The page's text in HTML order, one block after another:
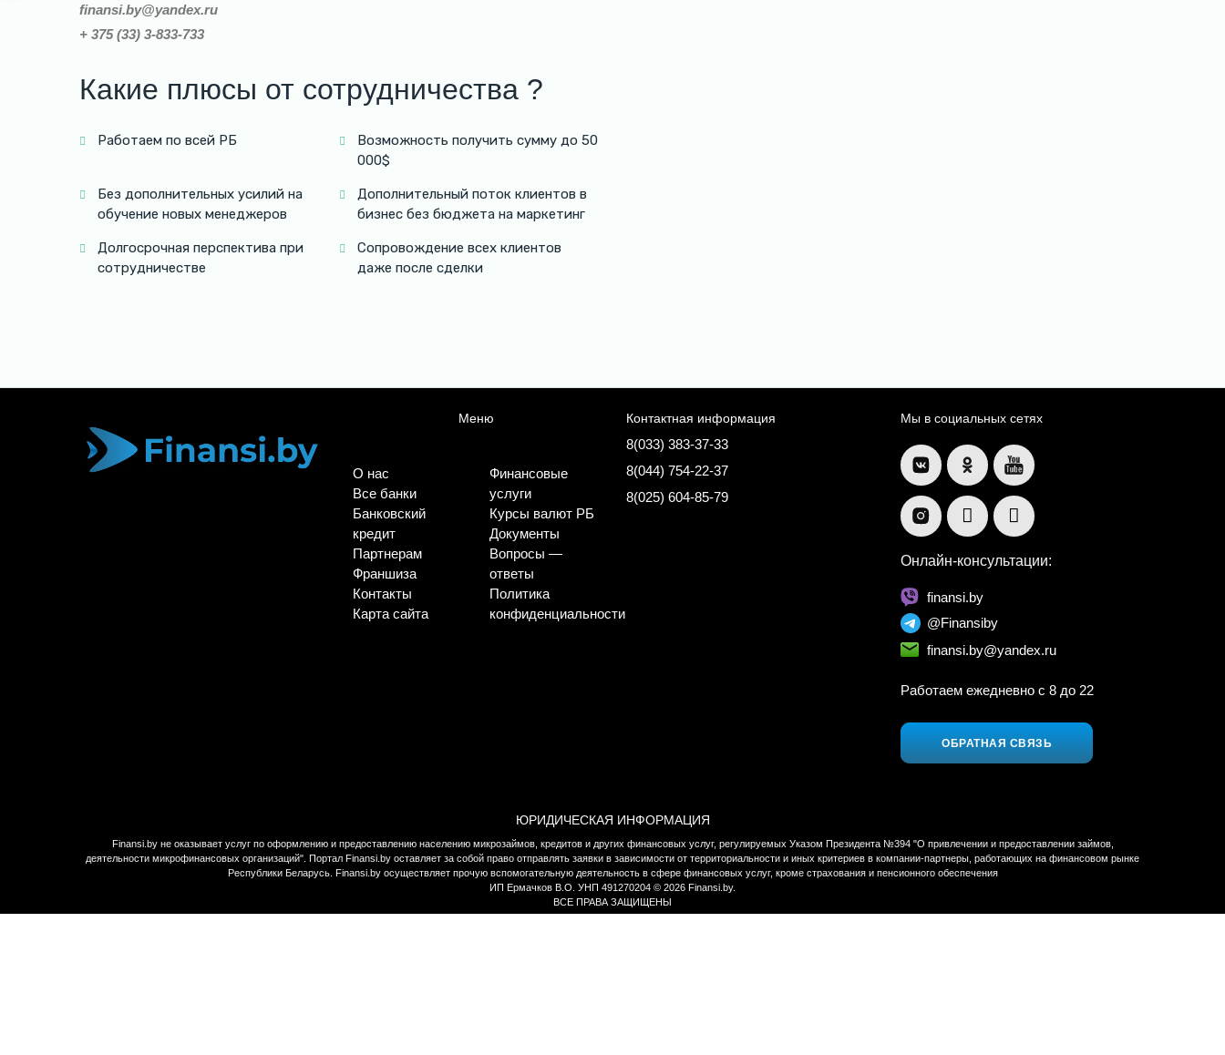
finansi.by@yandex.ru
+ 375 (33) 3-833-733
Какие плюсы от сотрудничества ?
Работаем по всей РБ
Возможность получить сумму до 50
000$
Без дополнительных усилий на
обучение новых менеджеров
Дополнительный поток клиентов в
бизнес без бюджета на маркетинг
Долгосрочная перспектива при
сотрудничестве
Сопровождение всех клиентов
даже после сделки
Меню
О нас
Все банки
Банковский
кредит
Партнерам
Франшиза
Контакты
Карта сайта
Финансовые
услуги
Курсы валют РБ
Документы
Вопросы —
ответы
Политика
конфиденциальности
Контактная информация
8(033) 383-37-33
8(044) 754-22-37
8(025) 604-85-79
Мы в социальных сетях
Онлайн-консультации:
finansi.by
@Finansiby
finansi.by@yandex.ru
Работаем ежедневно c 8 до 22
ОБРАТНАЯ СВЯЗЬ
ЮРИДИЧЕСКАЯ ИНФОРМАЦИЯ
Finansi.by не оказывает услуг по оформлению и предоставлению населению микрозаймов, кредитов и других финансовых услуг, регулируемых Указом Президента №394 "О привлечении и предоставлении займов,
деятельности микрофинансовых организаций". Портал Finansi.by оставляет за собой право отправлять заявки в зависимости от территориальности и иных критериев в компании-партнеры, работающих на финансовом рынке
Республики Беларусь. Finansi.by осуществляет прочую вспомогательную деятельность в сфере финансовых услуг, кроме страхования и пенсионного обеспечения
ИП Ермачков В.О. УНП 491270204 © 2026 Finansi.by.
ВСЕ ПРАВА ЗАЩИЩЕНЫ